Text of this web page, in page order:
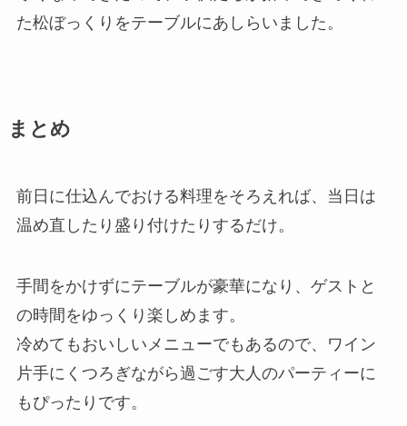
た松ぼっくりをテーブルにあしらいました。
まとめ
前日に仕込んでおける料理をそろえれば、当日は
温め直したり盛り付けたりするだけ。
手間をかけずにテーブルが豪華になり、ゲストと
の時間をゆっくり楽しめます。
冷めてもおいしいメニューでもあるので、ワイン
片手にくつろぎながら過ごす大人のパーティーに
もぴったりです。